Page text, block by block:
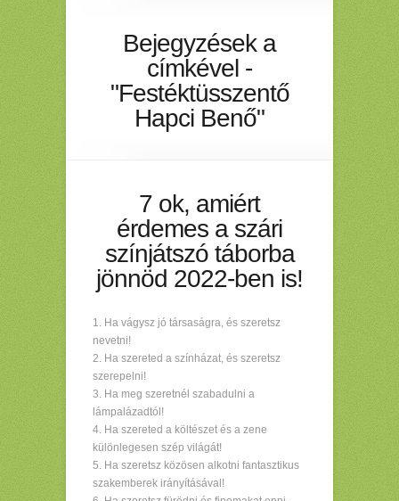
Bejegyzések a
címkével -
"Festéktüsszentő
Hapci Benő"
7 ok, amiért
érdemes a szári
színjátszó táborba
jönnöd 2022-ben is!
Ha vágysz jó társaságra, és szeretsz
nevetni!
Ha szereted a színházat, és szeretsz
szerepelni!
Ha meg szeretnél szabadulni a
lámpalázadtól!
Ha szereted a költészet és a zene
különlegesen szép világát!
Ha szeretsz közösen alkotni fantasztikus
szakemberek irányításával!